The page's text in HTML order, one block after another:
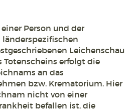
Person und der
Leichenschau
erfolgt die
an das
bzw. Krematorium. Hier
nicht von einer
befallen ist, die